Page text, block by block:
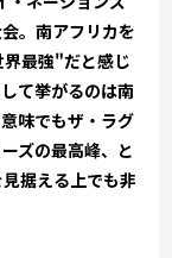
。南アフリカを
最強"だと感じ
て挙がるのは南
味でもザ・ラグ
ズの最高峰、と
据える上でも非